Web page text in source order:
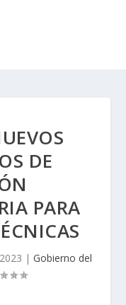
DE
PARA
| Gobierno del